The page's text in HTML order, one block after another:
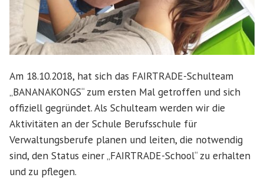
Am 18.10.2018, hat sich das FAIRTRADE-Schulteam
„BANANAKONGS“ zum ersten Mal getroffen und sich
offiziell gegründet. Als Schulteam werden wir die
Aktivitäten an der Schule Berufsschule für
Verwaltungsberufe planen und leiten, die notwendig
sind, den Status einer „FAIRTRADE-School“ zu erhalten
und zu pflegen.